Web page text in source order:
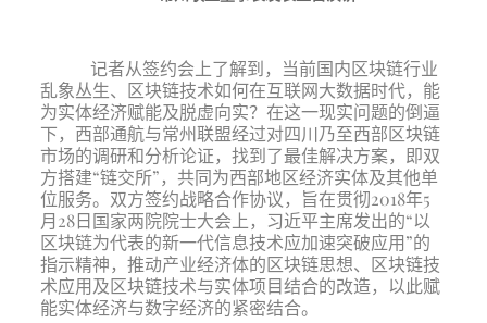
记者从签约会上了解到，当前国内区块链行业
乱象丛生、区块链技术如何在互联网大数据时代，能
为实体经济赋能及脱虚向实？在这一现实问题的倒逼
下，西部通航与常州联盟经过对四川乃至西部区块链
市场的调研和分析论证，找到了最佳解决方案，即双
方搭建“链交所”，共同为西部地区经济实体及其他单
位服务。双方签约战略合作协议，旨在贯彻2018年5
月28日国家两院院士大会上，习近平主席发出的“以
区块链为代表的新一代信息技术应加速突破应用”的
指示精神，推动产业经济体的区块链思想、区块链技
术应用及区块链技术与实体项目结合的改造，以此赋
能实体经济与数字经济的紧密结合。